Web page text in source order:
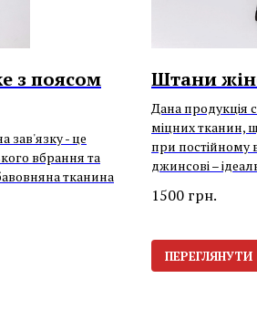
з поясом
зав'язку - це
вбрання та
тканина
Штани
Дана продукція
міцних тканин,
при постійному
джинсові –
1500 грн.
ПЕРЕГЛЯНУТИ